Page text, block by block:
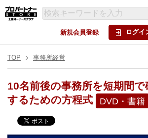
新規会員登録 ログイ
TOP 事務所経営
10名前後の事務所を短期間で
するための方程式
DVD・書籍